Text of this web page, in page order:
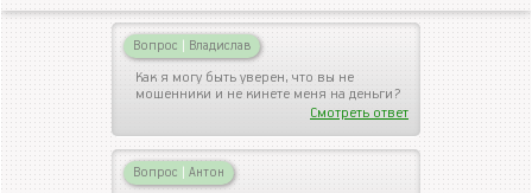
Вопрос | Владислав
Как я могу быть уверен, что вы не
мошенники и не кинете меня на деньги?
Смотреть ответ
Вопрос | Антон